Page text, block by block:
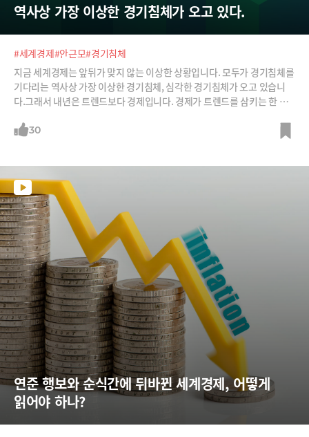
역사상 가장 이상한 경기침체가 오고 있다.
#세계경제#안근모#경기침체
지금 세계경제는 앞뒤가 맞지 않는 이상한 상황입니다. 모두가 경기침체를
기다리는 역사상 가장 이상한 경기침체, 심각한 경기침체가 오고 있습니
다.그래서 내년은 트렌드보다 경제입니다. 경제가 트렌드를 삼키는 한 해
어떻게 바뀔지 모를 숫자로 새해전략을 수립할 수는 없습니다.지금은 트렌
한 스토리텔링Beyond the Crisis – 위험과 기회의 시나리오많은 관심 부
탁드립니다.
30
연준 행보와 순식간에 뒤바뀐 세계경제, 어떻게
읽어야 하나?